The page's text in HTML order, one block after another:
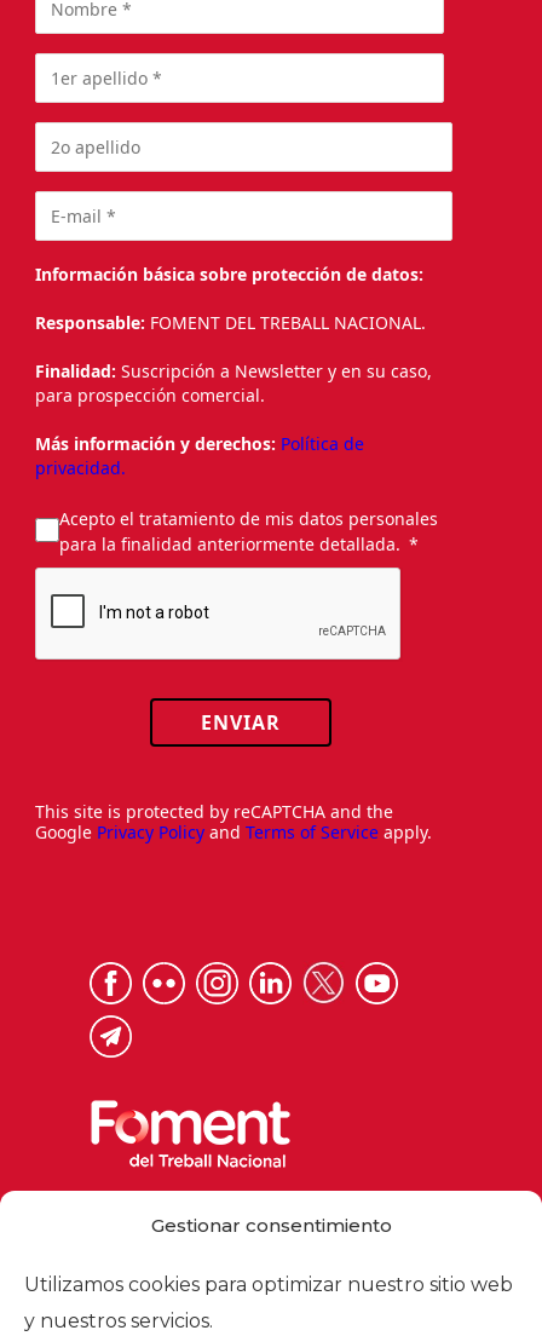
Gestionar consentimiento
Utilizamos cookies para optimizar nuestro sitio web
y nuestros servicios.
Información básica sobre protección de datos:
Responsable: FOMENT DEL TREBALL NACIONAL.
Finalidad: Suscripción a Newsletter y en su caso,
para prospección comercial.
Más información y derechos: Política de
privacidad.
Acepto el tratamiento de mis datos personales
para la finalidad anteriormente detallada.
ENVIAR
This site is protected by reCAPTCHA and the
Google Privacy Policy and Terms of Service apply.
foment@foment.com